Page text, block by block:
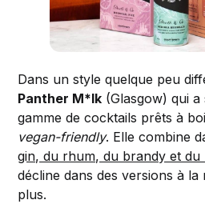
Dans un style quelque peu
Panther M*lk (Glasgow) qui
gamme de cocktails prêts à
vegan-friendly. Elle combine
gin, du rhum, du brandy et du
décline dans des versions à
plus.